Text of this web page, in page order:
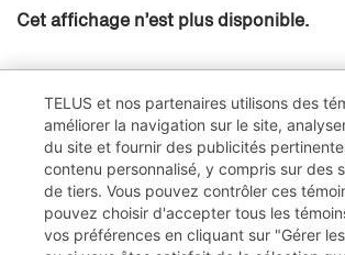
Cet affichage n’est plus disponible.
TELUS et nos partenaires utilisons des
améliorer la navigation sur le site,
du site et fournir des publicités
contenu personnalisé, y compris sur des
de tiers. Vous pouvez contrôler ces
pouvez choisir d'accepter tous les
vos préférences en cliquant sur "Gérer